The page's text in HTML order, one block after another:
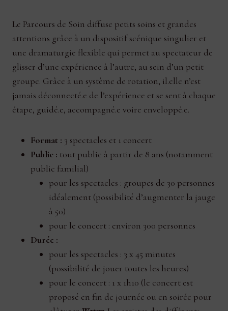
Le Parcours de Soin diffuse petits soins et grandes
attentions grâce à un dispositif scénique singulier et
une dramaturgie flexible qui permet au spectateur de
glisser d’une expérience à l’autre, au sein d’un petit
groupe. Grâce à un système de rotation, il.elle n’est
jamais déconnecté.e de l’expérience et se sent à chaque
étape, guidé.e, accompagné.e voire enveloppé.e.
Format : 3 spectacles et 1 concert
Public : tout public à partir de 8 ans (notamment
public familial)
pour les spectacles : groupes de 30 personnes
idéalement (possibilité d’augmenter la jauge
à 50)
pour le concert : environ 300 personnes
Durée :
pour les spectacles : 3 x 45 minutes
(possibilité de jouer toutes les heures)
pour le concert : 1 x 1h10 (le concert est
proposé en fin de journée ou en soirée pour